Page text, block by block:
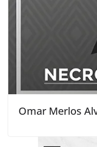
Omar Merlos